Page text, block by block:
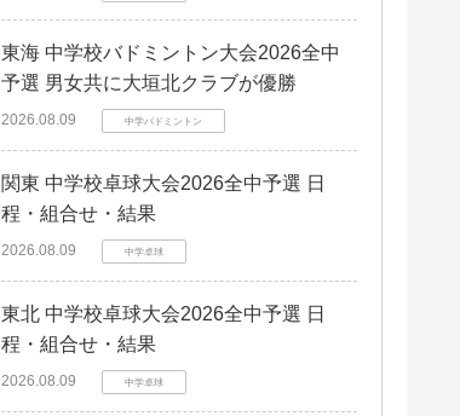
東海 中学校バドミントン大会2026全中
予選 男女共に大垣北クラブが優勝
2026.08.09 中学バドミントン
関東 中学校卓球大会2026全中予選 日
程・組合せ・結果
2026.08.09 中学卓球
東北 中学校卓球大会2026全中予選 日
程・組合せ・結果
2026.08.09 中学卓球